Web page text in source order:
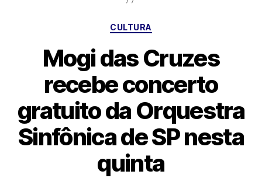
Categorias
CULTURA
Mogi das Cruzes
recebe concerto
gratuito da Orquestra
Sinfônica de SP nesta
quinta